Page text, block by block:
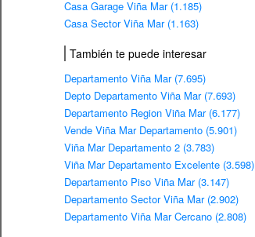
Casa Garage Viña Mar (1.185)
Casa Sector Viña Mar (1.163)
También te puede interesar
Departamento Viña Mar (7.695)
Depto Departamento Viña Mar (7.693)
Departamento Region Viña Mar (6.177)
Vende Viña Mar Departamento (5.901)
Viña Mar Departamento 2 (3.783)
Viña Mar Departamento Excelente (3.598)
Departamento Piso Viña Mar (3.147)
Departamento Sector Viña Mar (2.902)
Departamento Viña Mar Cercano (2.808)